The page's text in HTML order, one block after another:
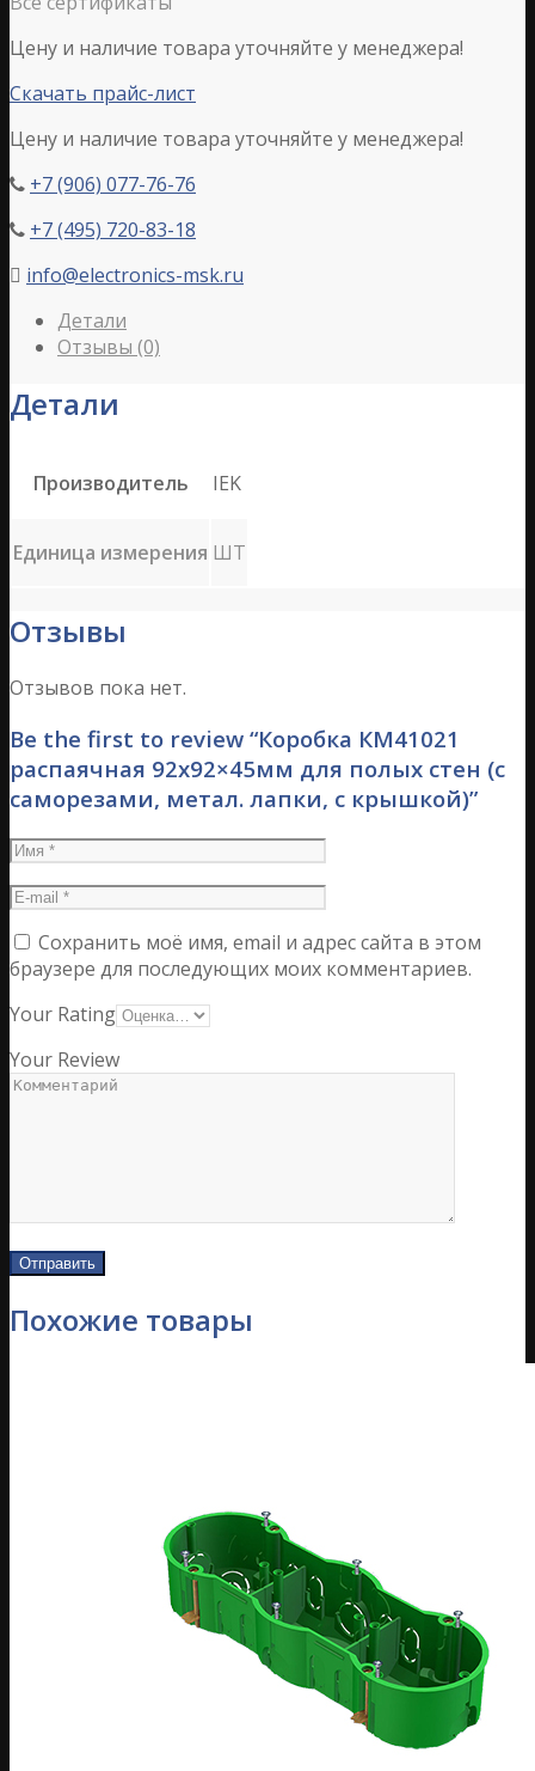
Цену и наличие товара уточняйте у менеджера!
Скачать прайс-лист
Цену и наличие товара уточняйте у менеджера!
 +7 (906) 077-76-76
 +7 (495) 720-83-18
 info@electronics-msk.ru
Детали
Отзывы (0)
Детали
Производитель IEK
Единица измерения ШТ
Отзывы
Отзывов пока нет.
Be the first to review “Коробка КМ41021
распаячная 92х92×45мм для полых стен (с
саморезами, метал. лапки, с крышкой)”
Сохранить моё имя, email и адрес сайта в этом
браузере для последующих моих комментариев.
Your Rating
Your Review
Похожие товары